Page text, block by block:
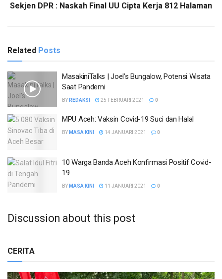
Sekjen DPR : Naskah Final UU Cipta Kerja 812 Halaman
Related Posts
MasakiniTalks | Joel’s Bungalow, Potensi Wisata
Saat Pandemi
BY REDAKSI 25 FEBRUARI 2021 0
MPU Aceh: Vaksin Covid-19 Suci dan Halal
BY MASA KINI 14 JANUARI 2021 0
10 Warga Banda Aceh Konfirmasi Positif Covid-
19
BY MASA KINI 11 JANUARI 2021 0
Discussion about this post
CERITA